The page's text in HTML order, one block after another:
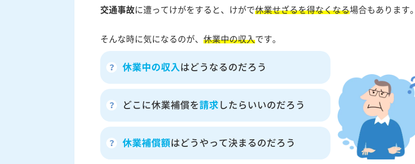
交通事故に遭ってけがをすると、けがで休業せざるを得なくなる場合もあります。
そんな時に気になるのが、休業中の収入です。
休業中の収入 はどうなるのだろう
どこに休業補償を請求 したらいいのだろう
休業補償額はどうやって決まるのだろう